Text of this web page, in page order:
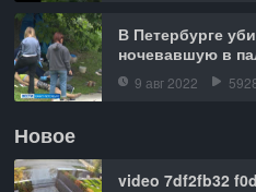
В Петербурге
ночевавшую в
9 авг 2022
Новое
video 7df2fb32